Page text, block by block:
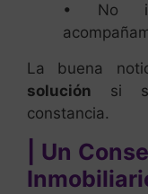
• No
La buena
solución si
constancia.
| Un